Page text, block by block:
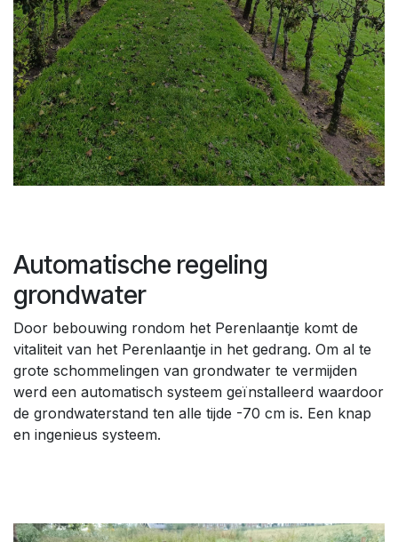
Automatische regeling
grondwater
Door bebouwing rondom het Perenlaantje komt de
vitaliteit van het Perenlaantje in het gedrang. Om al te
grote schommelingen van grondwater te vermijden
werd een automatisch systeem geïnstalleerd waardoor
de grondwaterstand ten alle tijde -70 cm is. Een knap
en ingenieus systeem.